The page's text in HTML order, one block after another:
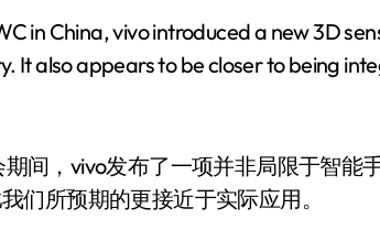
in China, vivo introduced a new 3D
It also appears to be closer to being
间，vivo发布了一项并非局限于智能
们所预期的更接近于实际应用。